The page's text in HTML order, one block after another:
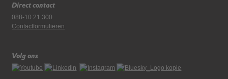
Direct contact
088-10 21 300
Contactformulieren
Volg ons